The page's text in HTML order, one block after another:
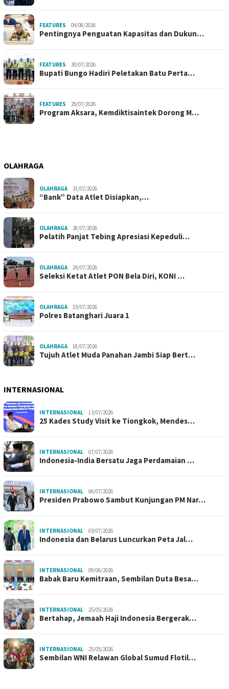
FEATURES 04/08/2026
Pentingnya Penguatan Kapasitas dan Dukun…
FEATURES 30/07/2026
Bupati Bungo Hadiri Peletakan Batu Perta…
FEATURES 29/07/2026
Program Aksara, Kemdiktisaintek Dorong M…
OLAHRAGA
OLAHRAGA 31/07/2026
“Bank” Data Atlet Disiapkan,…
OLAHRAGA 28/07/2026
Pelatih Panjat Tebing Apresiasi Kepeduli…
OLAHRAGA 24/07/2026
Seleksi Ketat Atlet PON Bela Diri, KONI …
OLAHRAGA 19/07/2026
Polres Batanghari Juara 1
OLAHRAGA 18/07/2026
Tujuh Atlet Muda Panahan Jambi Siap Bert…
INTERNASIONAL
INTERNASIONAL 13/07/2026
25 Kades Study Visit ke Tiongkok, Mendes…
INTERNASIONAL 07/07/2026
Indonesia-India Bersatu Jaga Perdamaian …
INTERNASIONAL 06/07/2026
Presiden Prabowo Sambut Kunjungan PM Nar…
INTERNASIONAL 03/07/2026
Indonesia dan Belarus Luncurkan Peta Jal…
INTERNASIONAL 09/06/2026
Babak Baru Kemitraan, Sembilan Duta Besa…
INTERNASIONAL 25/05/2026
Bertahap, Jemaah Haji Indonesia Bergerak…
INTERNASIONAL 25/05/2026
Sembilan WNI Relawan Global Sumud Flotil…